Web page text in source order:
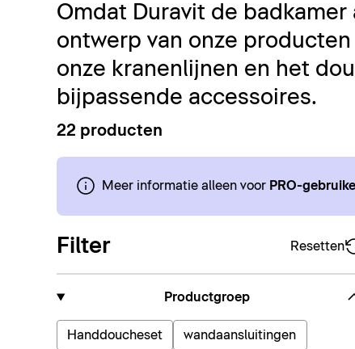
Omdat Duravit de
ontwerp van onze
onze kranenlijnen en het
bijpassende accessoires.
22 producten
Meer informatie alleen voor PRO-
Filter Resetten
Productgroep
Handdoucheset wandaansluitingen